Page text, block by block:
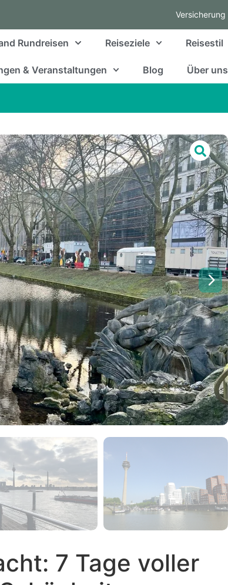
Versicherung
Rundreisen Reiseziele Reisestil
& Veranstaltungen Blog Über uns
7 Tage voller